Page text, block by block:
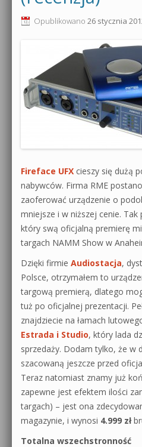
Produkcja muzyczna od
Sylenth1 od podstaw
Sound Forge od podstaw
Dubstep z syntezatorem
0dB.pl - informacje
Materiały dla mediów
Archiwum aktualności
Polityka prywatności
Regulamin
Działanie sklepu
Wyszukiwanie
Opublikowano 26 stycznia
Fireface UFX cieszy się dużą
nabywców. Firma RME
zaoferować urządzenie o
mniejsze i w niższej cenie. Tak
który swą oficjalną premierę
targach NAMM Show w
Dzięki firmie Audiostacja,
Polsce, otrzymałem to
targową premierą, dlatego
tuż po oficjalnej prezentacji.
znajdziecie na łamach
Estrada i Studio, który lada
sprzedaży. Dodam tylko, że w
szacowaną jeszcze przed
Teraz natomiast znamy już
zapewne jest efektem ilości
targach) – jest ona
magazynie, i wynosi 4.999 zł
Totalna wszechstronność